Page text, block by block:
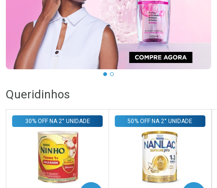
Queridinhos
30% OFF NA 2° UNIDADE 50% OFF NA 2° UNIDADE